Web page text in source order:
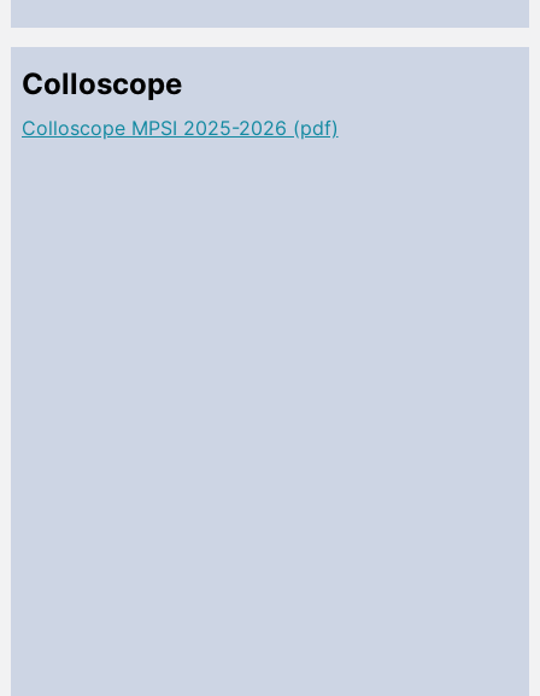
Colloscope
Colloscope MPSI 2025-2026 (pdf)